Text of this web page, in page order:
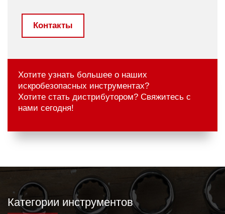
Контакты
Хотите узнать большее о наших
искробезопасных инструментах?
Хотите стать дистрибутором? Свяжитесь с
нами сегодня!
Категории инструментов